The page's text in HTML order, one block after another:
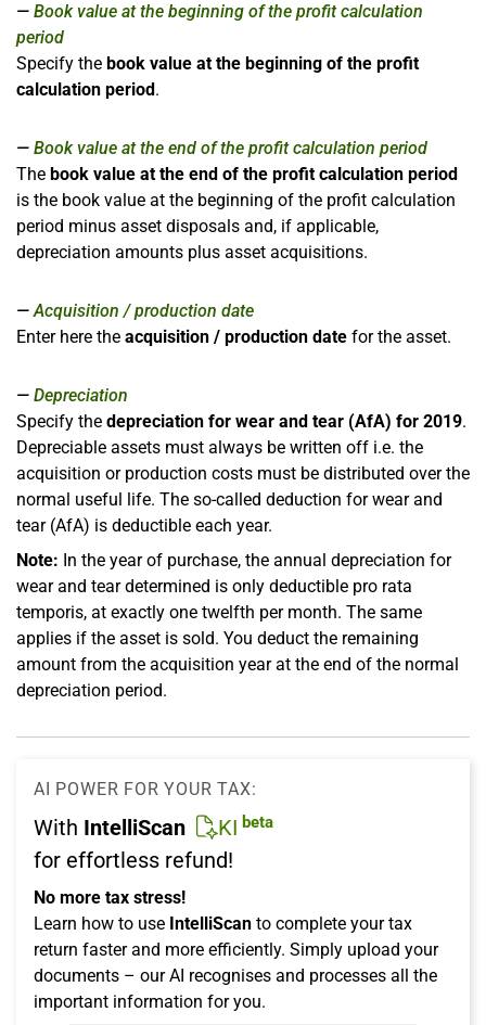
Book value at the beginning of the profit calculation
period
Specify the book value at the beginning of the profit
calculation period.
Book value at the end of the profit calculation period
The book value at the end of the profit calculation period
is the book value at the beginning of the profit calculation
period minus asset disposals and, if applicable,
depreciation amounts plus asset acquisitions.
Acquisition / production date
Enter here the acquisition / production date for the asset.
Depreciation
Specify the depreciation for wear and tear (AfA) for 2019.
Depreciable assets must always be written off i.e. the
acquisition or production costs must be distributed over the
normal useful life. The so-called deduction for wear and
tear (AfA) is deductible each year.
Note: In the year of purchase, the annual depreciation for
wear and tear determined is only deductible pro rata
temporis, at exactly one twelfth per month. The same
applies if the asset is sold. You deduct the remaining
amount from the acquisition year at the end of the normal
depreciation period.
AI POWER FOR YOUR TAX:
With IntelliScan KI beta
for effortless refund!
No more tax stress!
Learn how to use IntelliScan to complete your tax
return faster and more efficiently. Simply upload your
documents – our AI recognises and processes all the
important information for you.